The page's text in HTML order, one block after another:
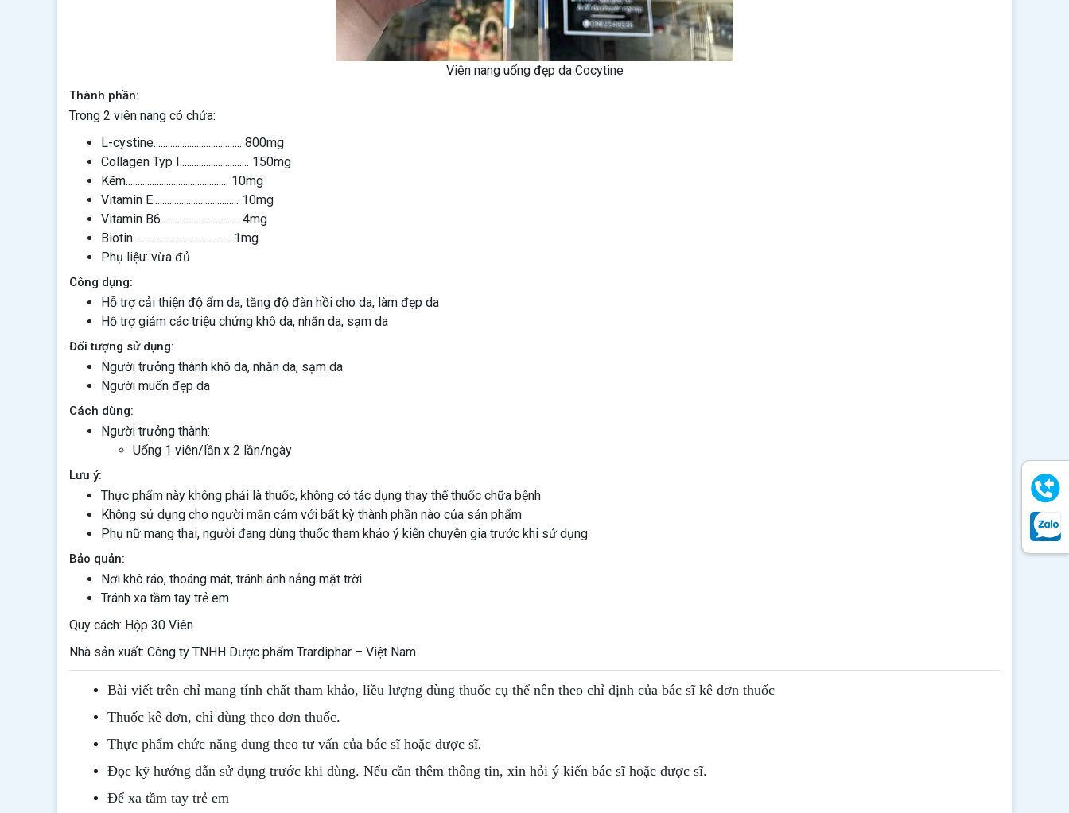
Viên nang uống đẹp da Cocytine
Thành phần:
Trong 2 viên nang có chứa:
L-cystine..................................... 800mg
Collagen Typ I............................. 150mg
Kẽm........................................... 10mg
Vitamin E.................................... 10mg
Vitamin B6................................. 4mg
Biotin......................................... 1mg
Phụ liệu: vừa đủ
Công dụng:
Hỗ trợ cải thiện độ ẩm da, tăng độ đàn hồi cho da, làm đẹp da
Hỗ trợ giảm các triệu chứng khô da, nhăn da, sạm da
Đối tượng sử dụng:
Người trưởng thành khô da, nhăn da, sạm da
Người muốn đẹp da
Cách dùng:
Người trưởng thành:
Uống 1 viên/lần x 2 lần/ngày
Lưu ý:
Thực phẩm này không phải là thuốc, không có tác dụng thay thế thuốc chữa bệnh
Không sử dụng cho người mẫn cảm với bất kỳ thành phần nào của sản phẩm
Phụ nữ mang thai, người đang dùng thuốc tham khảo ý kiến chuyên gia trước khi sử dụng
Bảo quản:
Nơi khô ráo, thoáng mát, tránh ánh nắng mặt trời
Tránh xa tầm tay trẻ em
Quy cách: Hộp 30 Viên
Nhà sản xuất: Công ty TNHH Dược phẩm Trardiphar – Việt Nam
Bài viết trên chỉ mang tính chất tham khảo, liều lượng dùng thuốc cụ thể nên theo chỉ định của bác sĩ kê đơn thuốc
Thuốc kê đơn, chỉ dùng theo đơn thuốc.
Thực phẩm chức năng dung theo tư vấn của bác sĩ hoặc dược sĩ.
Đọc kỹ hướng dẫn sử dụng trước khi dùng. Nếu cần thêm thông tin, xin hỏi ý kiến bác sĩ hoặc dược sĩ.
Để xa tầm tay trẻ em